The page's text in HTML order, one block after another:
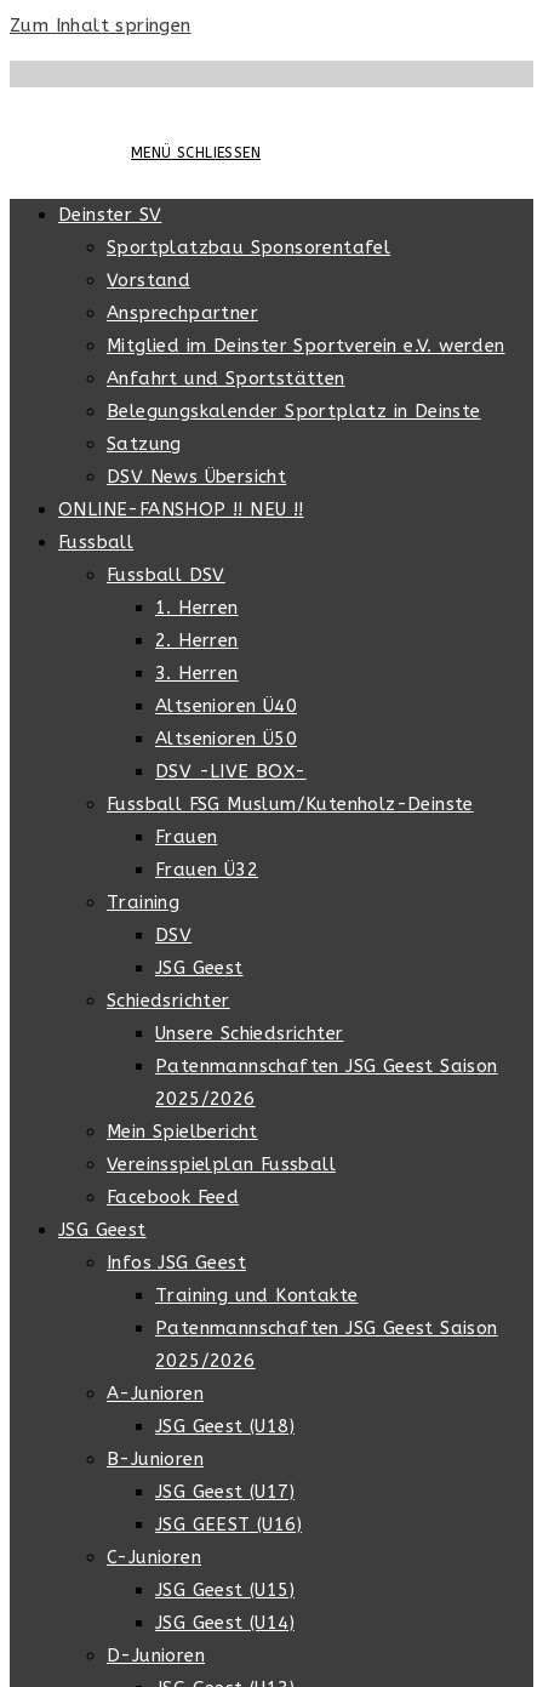
Zum Inhalt springen
MENÜ SCHLIESSEN
Deinster SV
Sportplatzbau Sponsorentafel
Vorstand
Ansprechpartner
Mitglied im Deinster Sportverein e.V. werden
Anfahrt und Sportstätten
Belegungskalender Sportplatz in Deinste
Satzung
DSV News Übersicht
ONLINE-FANSHOP !! NEU !!
Fussball
Fussball DSV
1. Herren
2. Herren
3. Herren
Altsenioren Ü40
Altsenioren Ü50
DSV -LIVE BOX-
Fussball FSG Muslum/Kutenholz-Deinste
Frauen
Frauen Ü32
Training
DSV
JSG Geest
Schiedsrichter
Unsere Schiedsrichter
Patenmannschaften JSG Geest Saison
2025/2026
Mein Spielbericht
Vereinsspielplan Fussball
Facebook Feed
JSG Geest
Infos JSG Geest
Training und Kontakte
Patenmannschaften JSG Geest Saison
2025/2026
A-Junioren
JSG Geest (U18)
B-Junioren
JSG Geest (U17)
JSG GEEST (U16)
C-Junioren
JSG Geest (U15)
JSG Geest (U14)
D-Junioren